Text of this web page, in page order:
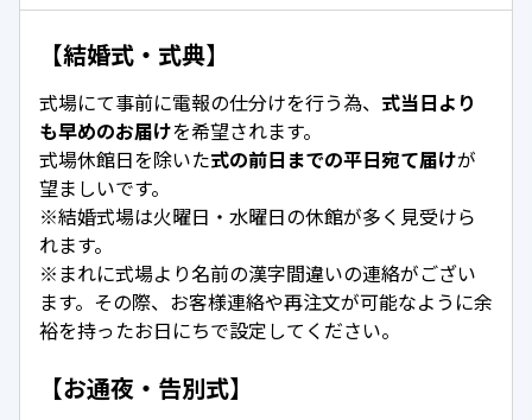
【結婚式・式典】
式場にて事前に電報の仕分けを行う為、 式当日より
も早めのお届けを希望されます。
式場休館日を除いた式の前日までの平日宛て届けが
望ましいです。
※結婚式場は火曜日・水曜日の休館が多く見受けら
れます。
※まれに式場より名前の漢字間違いの連絡がござい
ます。その際、お客様連絡や再注文が可能なように余
裕を持ったお日にちで設定してください。
【お通夜・告別式】